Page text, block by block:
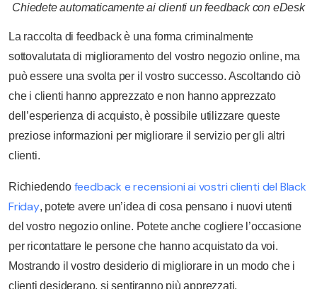
Chiedete automaticamente ai clienti un feedback con eDesk
La raccolta di feedback è una forma criminalmente
sottovalutata di miglioramento del vostro negozio online, ma
può essere una svolta per il vostro successo. Ascoltando ciò
che i clienti hanno apprezzato e non hanno apprezzato
dell’esperienza di acquisto, è possibile utilizzare queste
preziose informazioni per migliorare il servizio per gli altri
clienti.
Richiedendo feedback e recensioni ai vostri clienti del Black
Friday, potete avere un’idea di cosa pensano i nuovi utenti
del vostro negozio online. Potete anche cogliere l’occasione
per ricontattare le persone che hanno acquistato da voi.
Mostrando il vostro desiderio di migliorare in un modo che i
clienti desiderano, si sentiranno più apprezzati.